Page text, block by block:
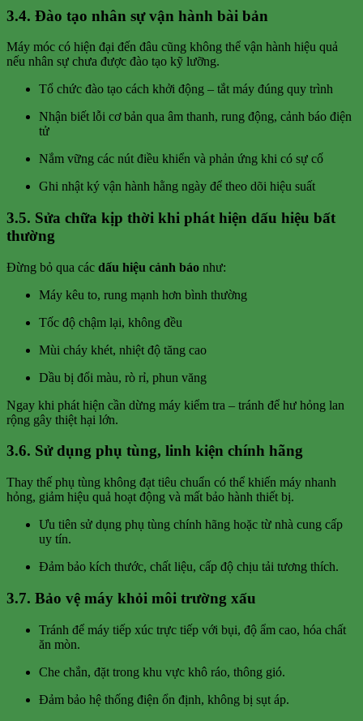
3.4. Đào tạo nhân sự vận hành bài bản
Máy móc có hiện đại đến đâu cũng không thể vận hành hiệu quả
nếu nhân sự chưa được đào tạo kỹ lưỡng.
Tổ chức đào tạo cách khởi động – tắt máy đúng quy trình
Nhận biết lỗi cơ bản qua âm thanh, rung động, cảnh báo điện
tử
Nắm vững các nút điều khiển và phản ứng khi có sự cố
Ghi nhật ký vận hành hằng ngày để theo dõi hiệu suất
3.5. Sửa chữa kịp thời khi phát hiện dấu hiệu bất
thường
Đừng bỏ qua các dấu hiệu cảnh báo như:
Máy kêu to, rung mạnh hơn bình thường
Tốc độ chậm lại, không đều
Mùi cháy khét, nhiệt độ tăng cao
Dầu bị đổi màu, rò rỉ, phun văng
Ngay khi phát hiện cần dừng máy kiểm tra – tránh để hư hỏng lan
rộng gây thiệt hại lớn.
3.6. Sử dụng phụ tùng, linh kiện chính hãng
Thay thế phụ tùng không đạt tiêu chuẩn có thể khiến máy nhanh
hỏng, giảm hiệu quả hoạt động và mất bảo hành thiết bị.
Ưu tiên sử dụng phụ tùng chính hãng hoặc từ nhà cung cấp
uy tín.
Đảm bảo kích thước, chất liệu, cấp độ chịu tải tương thích.
3.7. Bảo vệ máy khỏi môi trường xấu
Tránh để máy tiếp xúc trực tiếp với bụi, độ ẩm cao, hóa chất
ăn mòn.
Che chắn, đặt trong khu vực khô ráo, thông gió.
Đảm bảo hệ thống điện ổn định, không bị sụt áp.